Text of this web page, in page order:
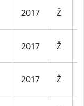
2017 Ž
2017 Ž
2017 Ž